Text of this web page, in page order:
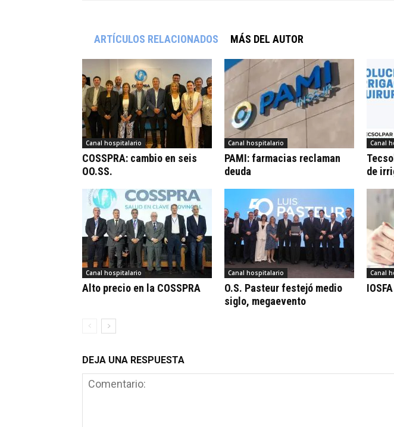
ARTÍCULOS RELACIONADOS MÁS DEL AUTOR
Canal hospitalario
COSSPRA: cambio en seis
OO.SS.
Canal hospitalario
PAMI: farmacias reclaman
deuda
Canal
de
Canal hospitalario
Alto precio en la COSSPRA
Canal hospitalario
O.S. Pasteur festejó medio
siglo, megaevento
Canal
DEJA UNA RESPUESTA